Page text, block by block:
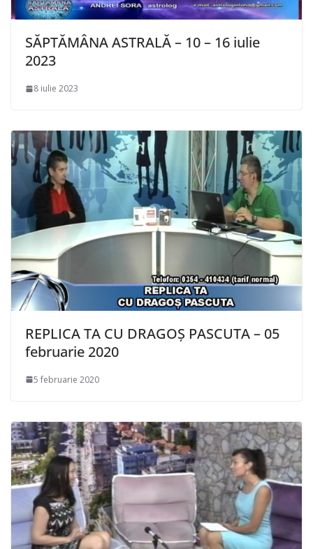
SĂPTĂMÂNA ASTRALĂ – 10 – 16 iulie
2023
8 iulie 2023
REPLICA TA CU DRAGOȘ PASCUTA – 05
februarie 2020
5 februarie 2020